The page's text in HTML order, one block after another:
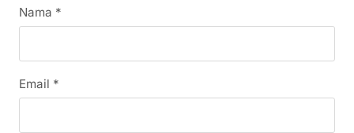
Nama *
Email *